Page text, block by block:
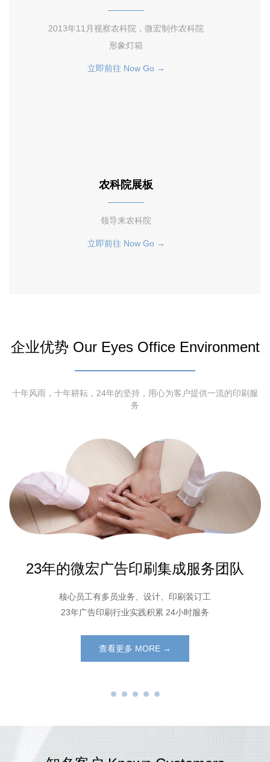
2013年11月视察农科院，微宏制作农科院
形象灯箱
立即前往 Now Go →
农科院展板
领导来农科院
立即前往 Now Go →
企业优势 Our Eyes Office Environment
十年风雨，十年耕耘，24年的坚持，用心为客户提供一流的印刷服
务
23年的微宏广告印刷集成服务团队
核心员工有多员业务、设计、印刷装订工
23年广告印刷行业实践积累 24小时服务
查看更多 MORE →